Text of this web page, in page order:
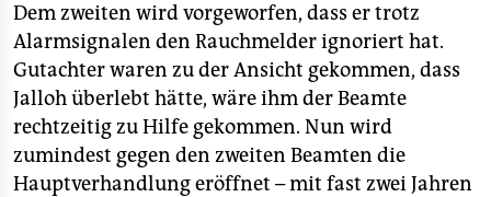
Dem zweiten wird vorgeworfen, dass er trotz
Alarmsignalen den Rauchmelder ignoriert hat.
Gutachter waren zu der Ansicht gekommen, dass
Jalloh überlebt hätte, wäre ihm der Beamte
rechtzeitig zu Hilfe gekommen. Nun wird
zumindest gegen den zweiten Beamten die
Hauptverhandlung eröffnet – mit fast zwei Jahren